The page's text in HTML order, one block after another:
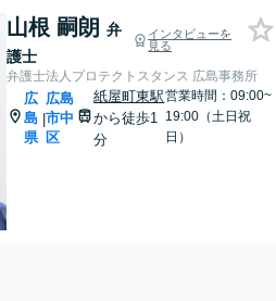
山根 嗣朗 弁
護士
インタビューを
見る
弁護士法人プロテクトスタンス 広島事務所
広
島
県
|
広島
市中
区
紙屋町東駅
から徒歩1
分
営業時間：09:00~
19:00（土日祝
日）